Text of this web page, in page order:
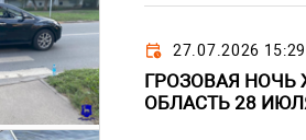
27.07.2026 15:29
ГРОЗОВАЯ
ОБЛАСТЬ 28